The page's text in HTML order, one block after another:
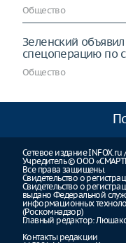
Общество
Зеленский
спецоперацию по
Общество
Сетевое издание
Учредитель © ООО
Все права защищены.
Свидетельство о
Свидетельство о
выдано Федеральной
информационных
(Роскомнадзор)
Главный редактор:
Контакты редакции